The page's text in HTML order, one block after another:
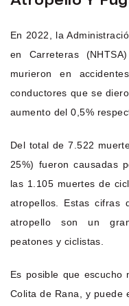
En 2022, la
en Carreteras
murieron en
conductores que se
aumento del 0,5%
Del total de 7.522
25%) fueron causadas
las 1.105 muertes de
atropellos. Estas cifras
atropello son un
peatones y ciclistas.
Es posible que escucho
Colita de Rana, y puede